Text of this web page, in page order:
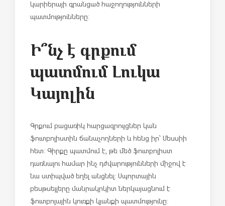
կարիերայի գրանցած հաջողությունների
պատմությունները:
Ի՞նչ է գրքում
պատմում Լուկա
Կայոլին
Գրքում բացառիկ հարցազրույցներ կան
ֆուտբոլիստին ճանաչողների և հենց իր՝ Մեսսիի
հետ: Գիրքը պատմում է, թե մեծ ֆուտբոլիստ
դառնալու համար ինչ դժվարությունների միջով է
նա ստիպված եղել անցնել: Սպորտային
բեսթսելլերը մանրակրկիտ ներկայացնում է
ֆուտբոլային կուռքի կյանքի պատմությունը: